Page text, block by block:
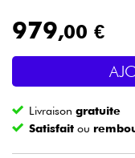
Eclairage
Batteries &
Vents
979,00 €
Livraisongratuite
Satisfait ou